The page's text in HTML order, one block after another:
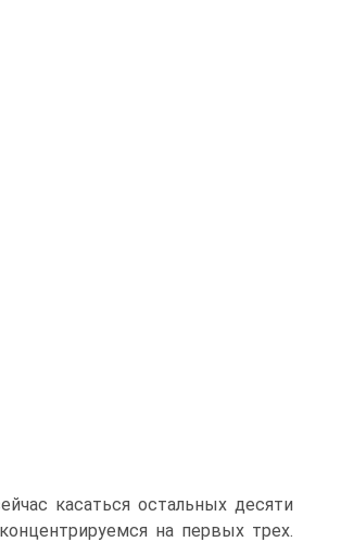
касаться остальных десяти
на первых трех.